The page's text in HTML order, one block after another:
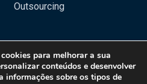
para melhorar a sua
conteúdos e desenvolver
informações sobre os tipos de
Outsourcing
- Todos os direitos reservados | CNPJ: